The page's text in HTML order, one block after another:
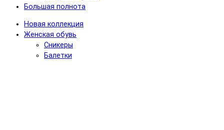
Большая полнота
Новая коллекция
Женская обувь
Сникеры
Балетки